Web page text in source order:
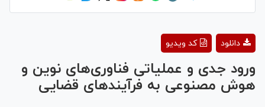
Video
کد ویدیو دانلود
ورود جدی و عملیاتی فناوری‌های نوین و
هوش مصنوعی به فرآیندهای قضایی